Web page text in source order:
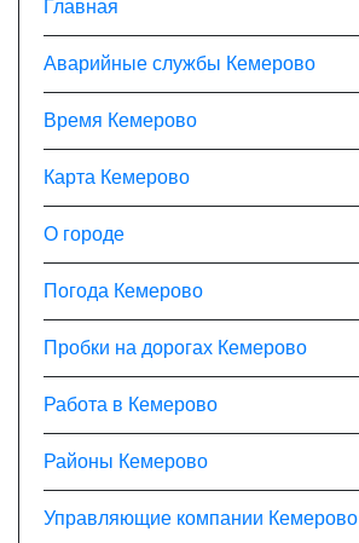
Главная
Аварийные службы Кемерово
Время Кемерово
Карта Кемерово
О городе
Погода Кемерово
Пробки на дорогах Кемерово
Работа в Кемерово
Районы Кемерово
Управляющие компании Кемерово